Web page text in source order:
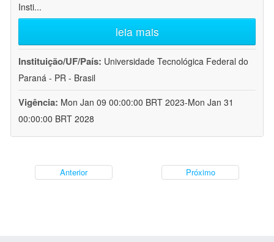
Insti...
leia mais
Instituição/UF/País: Universidade Tecnológica Federal do
Paraná - PR - Brasil
Vigência: Mon Jan 09 00:00:00 BRT 2023-Mon Jan 31
00:00:00 BRT 2028
Anterior Próximo